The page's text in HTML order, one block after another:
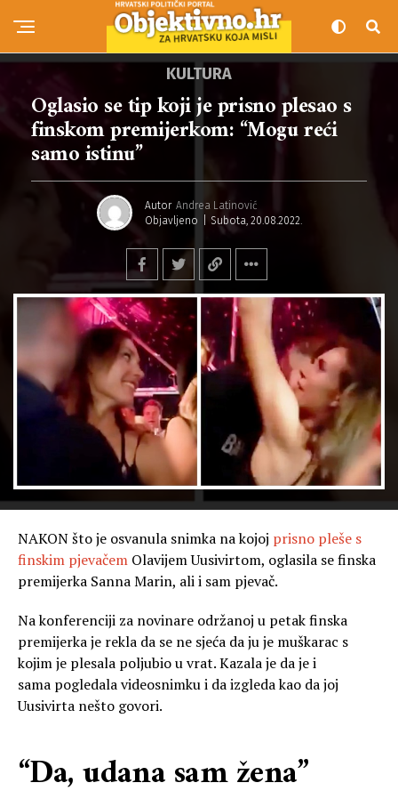
KULTURA
Oglasio se tip koji je prisno plesao s
finskom premijerkom: “Mogu reći
samo istinu”
Autor Andrea Latinović
Objavljeno
Subota, 20.08.2022.
NAKON što je osvanula snimka na kojoj prisno pleše s
finskim pjevačem Olavijem Uusivirtom, oglasila se finska
premijerka Sanna Marin, ali i sam pjevač.
Na konferenciji za novinare održanoj u petak finska
premijerka je rekla da se ne sjeća da ju je muškarac s
kojim je plesala poljubio u vrat. Kazala je da je i
sama pogledala videosnimku i da izgleda kao da joj
Uusivirta nešto govori.
“Da, udana sam žena”